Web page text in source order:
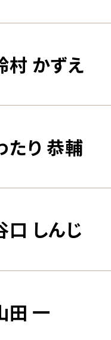
村 かずえ
たり 恭輔
口 しんじ
田 一